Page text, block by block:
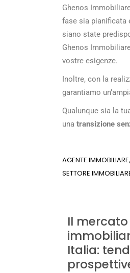
Ghenos
fase sia pianificata
siano state
Ghenos
vostre esigenze.
Inoltre, con la
garantiamo
Qualunque sia la
una transizione
AGENTE IMMOBILIARE
SETTORE
Il mercato
Italia: